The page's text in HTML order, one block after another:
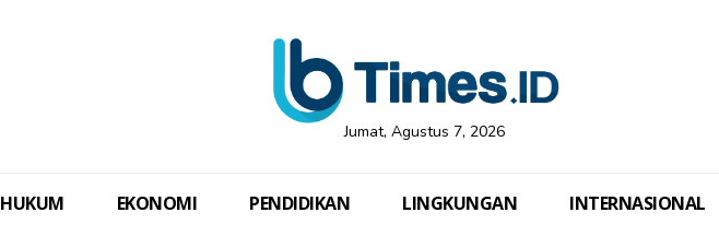
Jumat, Agustus 7, 2026
HUKUM EKONOMI PENDIDIKAN LINGKUNGAN INTERNASIONAL